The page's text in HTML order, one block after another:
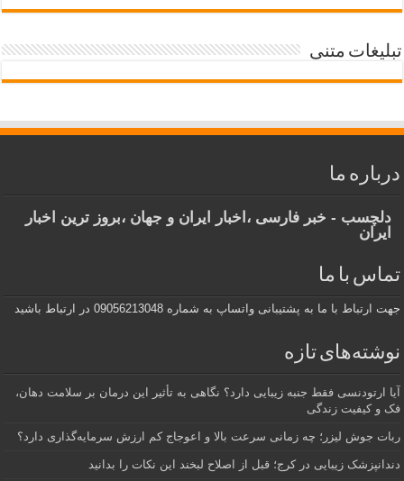
تبلیغات متنی
درباره ما
دلچسب - خبر فارسی ،اخبار ایران و جهان ،بروز ترین اخبار
ایران
تماس با ما
جهت ارتباط با ما به پشتیبانی واتساپ به شماره 09056213048 در ارتباط باشید
نوشته‌های تازه
آیا ارتودنسی فقط جنبه زیبایی دارد؟ نگاهی به تأثیر این درمان بر سلامت دهان،
فک و کیفیت زندگی
ربات جوش لیزر؛ چه زمانی سرعت بالا و اعوجاج کم ارزش سرمایه‌گذاری دارد؟
دندانپزشک زیبایی در کرج؛ قبل از اصلاح لبخند این نکات را بدانید